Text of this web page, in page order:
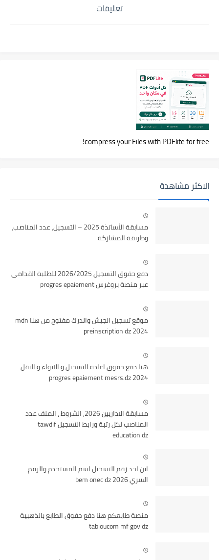
تعليقات
compress your Files with PDFlite for free!
الاكثر مشاهدة
مسابقة الأساتذة 2025 – التسجيل، عدد المناصب،
وطريقة المشاركة
دفع حقوق التسجيل 2026/2025 للطلبة القدامى
عبر منصة بروغرس progres epaiement
موقع تسجيل الجيش والدرك مفتوح من هنا mdn
preinscription dz 2024
هنا دفع حقوق اعادة التسجيل و الايواء و النقل
2024 progres epaiement mesrs.dz
مسابقة الاداريين 2026, الشروط ، الملف عدد
المناصب لكل رتبة ورابط التسجيل tawdif
education dz
اين اجد رقم التسجيل اسم المستخدم والرقم
السري bem onec dz 2026
منصة طابعكم هنا دفع حقوق الطابع بالذهبية
tabioucom mf gov dz